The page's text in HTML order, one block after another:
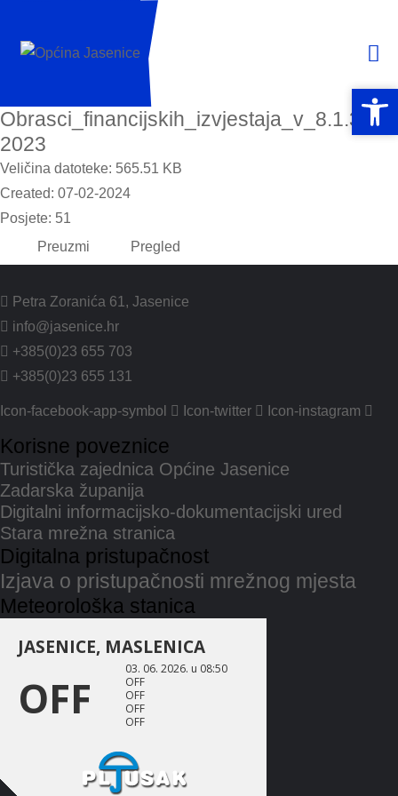
Obrasci_financijskih_izvjestaja_v_8.1.3 -
2023
Veličina datoteke: 565.51 KB
Created: 07-02-2024
Posjete: 51
Preuzmi
Pregled
Petra Zoranića 61, Jasenice
info@jasenice.hr
+385(0)23 655 703
+385(0)23 655 131
Icon-facebook-app-symbol Icon-twitter Icon-instagram
Korisne poveznice
Turistička zajednica Općine Jasenice
Zadarska županija
Digitalni informacijsko-dokumentacijski ured
Stara mrežna stranica
Digitalna pristupačnost
Izjava o pristupačnosti mrežnog mjesta
Meteorološka stanica